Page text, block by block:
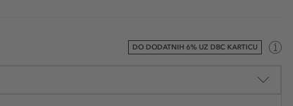
DO DODATNIH 6% UZ DBC KARTICU